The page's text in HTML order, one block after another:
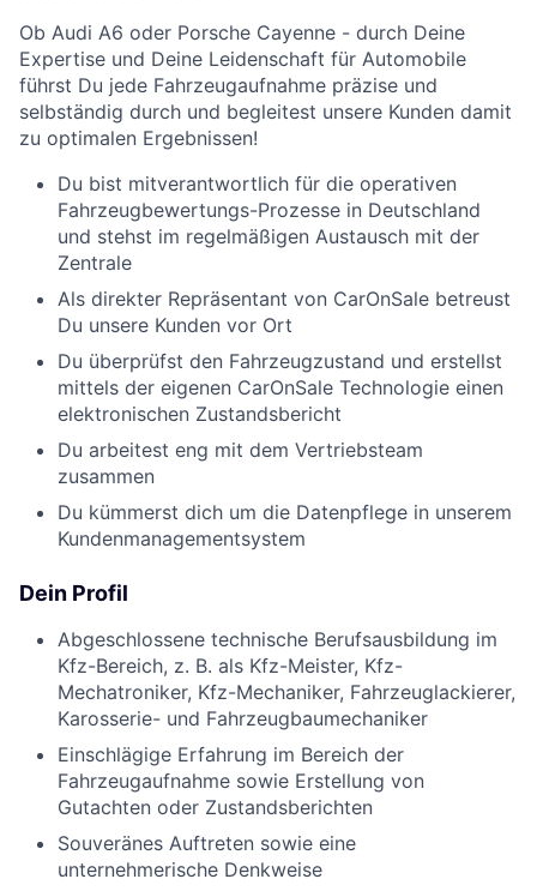
Ob Audi A6 oder Porsche Cayenne - durch Deine
Expertise und Deine Leidenschaft für Automobile
führst Du jede Fahrzeugaufnahme präzise und
selbständig durch und begleitest unsere Kunden damit
zu optimalen Ergebnissen!
Du bist mitverantwortlich für die operativen
Fahrzeugbewertungs-Prozesse in Deutschland
und stehst im regelmäßigen Austausch mit der
Zentrale
Als direkter Repräsentant von CarOnSale betreust
Du unsere Kunden vor Ort
Du überprüfst den Fahrzeugzustand und erstellst
mittels der eigenen CarOnSale Technologie einen
elektronischen Zustandsbericht
Du arbeitest eng mit dem Vertriebsteam
zusammen
Du kümmerst dich um die Datenpflege in unserem
Kundenmanagementsystem
Dein Profil
Abgeschlossene technische Berufsausbildung im
Kfz-Bereich, z. B. als Kfz-Meister, Kfz-
Mechatroniker, Kfz-Mechaniker, Fahrzeuglackierer,
Karosserie- und Fahrzeugbaumechaniker
Einschlägige Erfahrung im Bereich der
Fahrzeugaufnahme sowie Erstellung von
Gutachten oder Zustandsberichten
Souveränes Auftreten sowie eine
unternehmerische Denkweise